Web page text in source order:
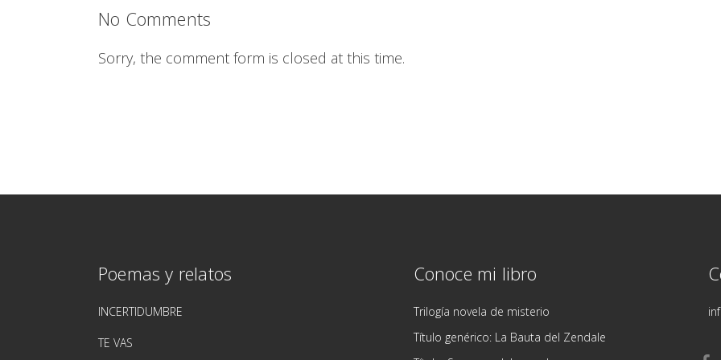
No Comments
Sorry, the comment form is closed at this time.
Poemas y relatos
INCERTIDUMBRE
TE VAS
Conoce mi libro
Trilogía novela de misterio
Título genérico: La Bauta del Zendale